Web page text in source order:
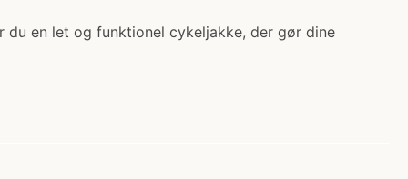
du en let og funktionel cykeljakke, der gør dine